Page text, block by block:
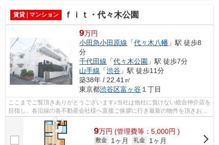
賃貸 | マンション ｆｉｔ・代々木公園
9万円
小田急小田原線 「代々木八幡 」駅 徒歩8
分
千代田線 「代々木公園 」駅 徒歩7分
山手線 「渋谷 」駅 徒歩11分
築38年 / 22.41㎡
東京都渋谷区富ヶ谷１丁目
ここまでご覧頂きありがとうございます♪当社は他社に負けない総合仲介店を
目指し、各沿線の各不動産会社様へ直接ご挨拶に行き最新の物件を頂きお客
様へ提供しております！最新の情報は...
9万円 (管理費等：5,000円 )
敷金 1ヶ月 礼金
1ヶ月